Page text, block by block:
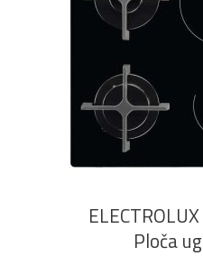
DODAJ U
Ploča